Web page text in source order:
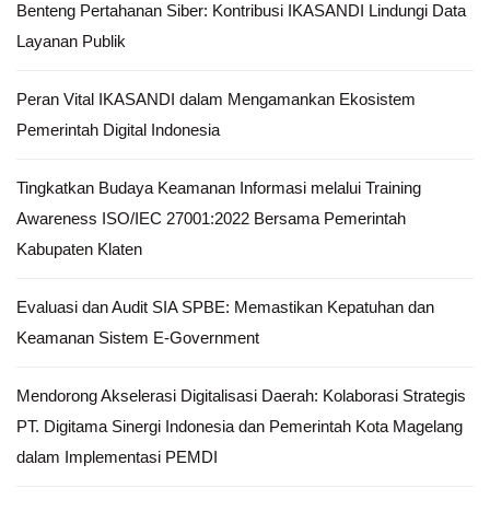
Benteng Pertahanan Siber: Kontribusi IKASANDI Lindungi Data
Layanan Publik
Peran Vital IKASANDI dalam Mengamankan Ekosistem
Pemerintah Digital Indonesia
Tingkatkan Budaya Keamanan Informasi melalui Training
Awareness ISO/IEC 27001:2022 Bersama Pemerintah
Kabupaten Klaten
Evaluasi dan Audit SIA SPBE: Memastikan Kepatuhan dan
Keamanan Sistem E-Government
Mendorong Akselerasi Digitalisasi Daerah: Kolaborasi Strategis
PT. Digitama Sinergi Indonesia dan Pemerintah Kota Magelang
dalam Implementasi PEMDI